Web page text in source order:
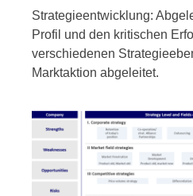
Strategieentwicklung:
Profil und den kritischen
verschiedenen
Marktaktion abgeleitet.